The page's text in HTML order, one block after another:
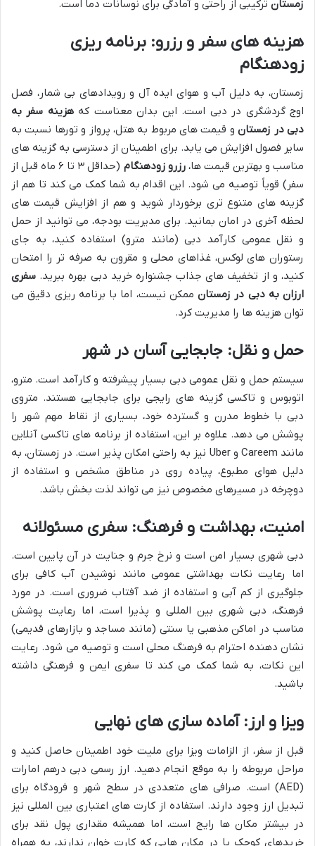
زمستان ترکیبی از راحتی و آمادگی برای نوسانات دما است.
هزینه های سفر و رزرو: برنامه ریزی
زودهنگام
زمستان، به دلیل آب و هوای ایده آل و رویدادهای بی شمار، فصل
اوج گردشگری در دبی است. این بدان معناست کههزینه سفر به
دبی در زمستانو قیمت های مربوط به هتل، پرواز و تورها نسبت به
سایر فصول افزایش می یابد. برای اطمینان از دسترسی به گزینه های
مناسب و بهترین قیمت ها،رزرو زودهنگام
(حداقل ۳ تا ۶ ماه قبل از
سفر) قویاً توصیه می شود. این اقدام به شما کمک می کند تا هم از
گزینه های متنوع تری برخوردار شوید و هم از افزایش قیمت های
لحظه آخری در امان بمانید. برای مدیریت بودجه، می توانید از حمل
و نقل عمومی کارآمد دبی (مانند مترو) استفاده کنید، به جای
رستوران های لوکس، غذاهای محلی و مقرون به صرفه تر را امتحان
کنید، و از تخفیف های جذاب جشنواره خرید دبی بهره ببرید. سفری
ارزان به دبی در زمستان ممکن نیست، اما با برنامه ریزی دقیق می
توان هزینه ها را مدیریت کرد.
حمل و نقل: جابجایی آسان در شهر
سیستم حمل و نقل عمومی دبی بسیار پیشرفته و کارآمد است. مترو،
اتوبوس و تاکسی گزینه های رایجی برای جابجایی هستند. متروی
دبی با خطوط مدرن و گسترده خود، بسیاری از نقاط مهم شهر را
پوشش می دهد. علاوه بر این، استفاده از برنامه های تاکسی آنلاین
مانند Careem و Uber نیز به راحتی امکان پذیر است. در زمستان، به
دلیل هوای مطبوع، پیاده روی در مناطق مشخص و استفاده از
دوچرخه در مسیرهای مخصوص نیز می تواند لذت بخش باشد.
امنیت، بهداشت و فرهنگ: سفری مسئولانه
دبی شهری بسیار امن است و نرخ جرم و جنایت در آن پایین است.
اما رعایت نکات بهداشتی عمومی مانند نوشیدن آب کافی برای
جلوگیری از کم آبی و استفاده از ضد آفتاب ضروری است. در مورد
فرهنگ، دبی شهری بین المللی و پذیرا است، اما رعایت پوشش
مناسب در اماکن مذهبی یا سنتی (مانند مساجد و بازارهای قدیمی)
نشان دهنده احترام به فرهنگ محلی است و توصیه می شود. رعایت
این نکات، به شما کمک می کند تا سفری ایمن و فرهنگی داشته
باشید.
ویزا و ارز: آماده سازی های نهایی
قبل از سفر، از الزامات ویزا برای ملیت خود اطمینان حاصل کنید و
مراحل مربوطه را به موقع انجام دهید. ارز رسمی دبی درهم امارات
(AED) است. صرافی های متعددی در سطح شهر و فرودگاه برای
تبدیل ارز وجود دارند. استفاده از کارت های اعتباری بین المللی نیز
در بیشتر مکان ها رایج است، اما همیشه مقداری پول نقد برای
خریدهای کوچک یا در مکان هایی که کارت خوان ندارند، به همراه